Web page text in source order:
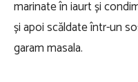
marinate în iaurt și
și apoi scăldate într-un
garam masala.